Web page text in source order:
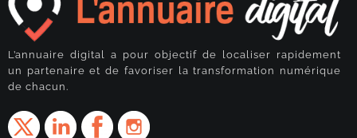
L’annuaire digital a pour objectif de localiser rapidement
un partenaire et de favoriser la transformation numérique
de chacun.